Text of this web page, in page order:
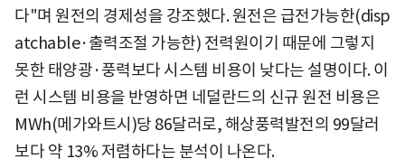
다"며 원전의 경제성을 강조했다. 원전은 급전가능한(disp
atchable·출력조절 가능한) 전력원이기 때문에 그렇지
못한 태양광·풍력보다 시스템 비용이 낮다는 설명이다. 이
런 시스템 비용을 반영하면 네덜란드의 신규 원전 비용은
MWh(메가와트시)당 86달러로, 해상풍력발전의 99달러
보다 약 13% 저렴하다는 분석이 나온다.